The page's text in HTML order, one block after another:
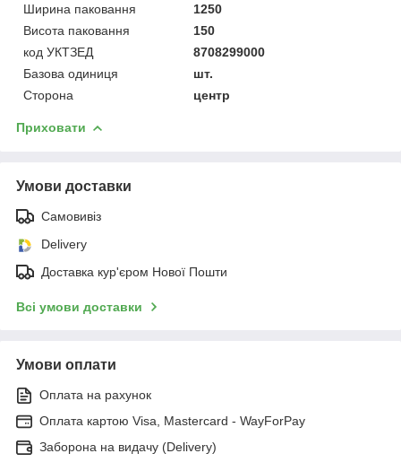
Ширина паковання
1250
Висота паковання
150
код УКТЗЕД
8708299000
Базова одиниця
шт.
Сторона
центр
Приховати
Умови доставки
Самовивіз
Delivery
Доставка кур'єром Нової Пошти
Всі умови доставки
Умови оплати
Оплата на рахунок
Оплата картою Visa, Mastercard - WayForPay
Заборона на видачу (Delivery)